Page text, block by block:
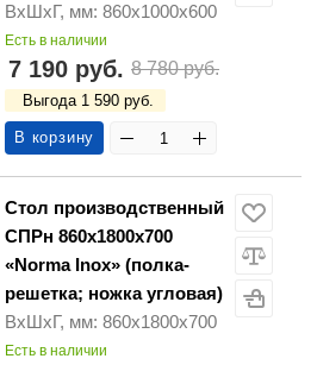
ВхШхГ, мм: 860х1000х600
Есть в наличии
7 190 руб. 8 780 руб.
Выгода 1 590 руб.
В корзину
Стол производственный
СПРн 860х1800х700
«Norma Inox» (полка-
решетка; ножка угловая)
ВхШхГ, мм: 860х1800х700
Есть в наличии